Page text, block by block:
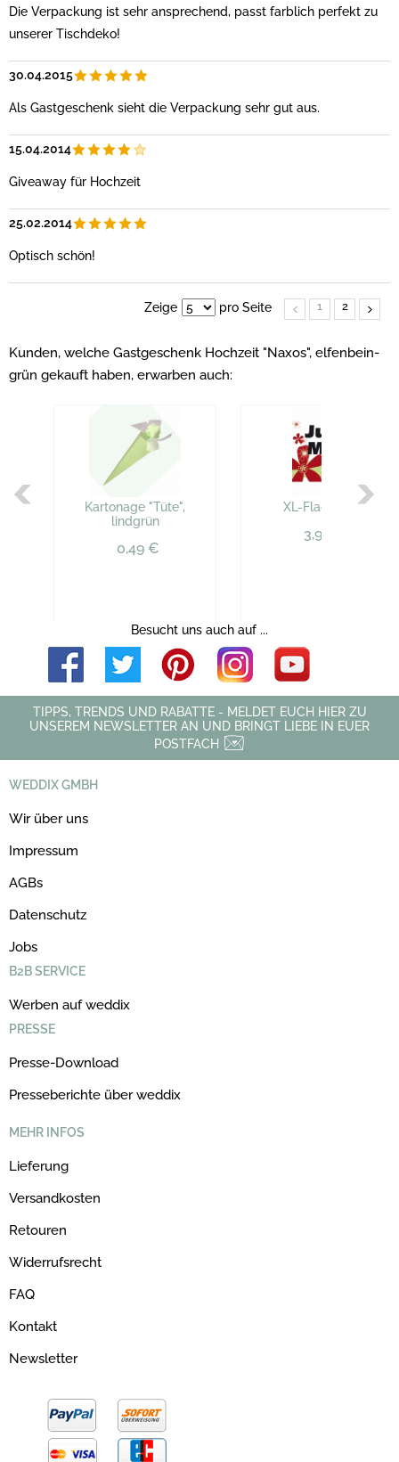
Die Verpackung ist sehr ansprechend, passt farblich perfekt zu
unserer Tischdeko!
30.04.2015
Als Gastgeschenk sieht die Verpackung sehr gut aus.
15.04.2014
Giveaway für Hochzeit
25.02.2014
Optisch schön!
Zeige pro Seite 1 2
Kunden, welche Gastgeschenk Hochzeit "Naxos", elfenbein-
grün gekauft haben, erwarben auch:
Kartonage "Tüte",
lindgrün
0,49 €
XL-Flagge "Blüten"
3,99 €
Besucht uns auch auf ...
TIPPS, TRENDS UND RABATTE - MELDET EUCH HIER ZU
UNSEREM NEWSLETTER AN UND BRINGT LIEBE IN EUER
POSTFACH
WEDDIX GMBH
Wir über uns
Impressum
AGBs
Datenschutz
Jobs
B2B SERVICE
Werben auf weddix
PRESSE
Presse-Download
Presseberichte über weddix
MEHR INFOS
Lieferung
Versandkosten
Retouren
Widerrufsrecht
FAQ
Kontakt
Newsletter